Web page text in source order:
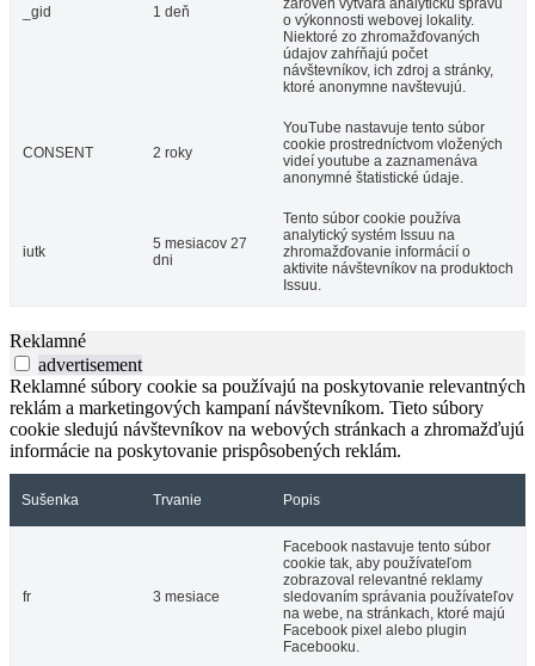
_gid 1 deň
zároveň vytvára analytickú správu
o výkonnosti webovej lokality.
Niektoré zo zhromažďovaných
údajov zahŕňajú počet
návštevníkov, ich zdroj a stránky,
ktoré anonymne navštevujú.
CONSENT 2 roky
YouTube nastavuje tento súbor
cookie prostredníctvom vložených
videí youtube a zaznamenáva
anonymné štatistické údaje.
iutk
5 mesiacov 27
dni
Tento súbor cookie používa
analytický systém Issuu na
zhromažďovanie informácií o
aktivite návštevníkov na produktoch
Issuu.
Reklamné
advertisement
Reklamné súbory cookie sa používajú na poskytovanie relevantných
reklám a marketingových kampaní návštevníkom. Tieto súbory
cookie sledujú návštevníkov na webových stránkach a zhromažďujú
informácie na poskytovanie prispôsobených reklám.
Sušenka Trvanie Popis
fr 3 mesiace
Facebook nastavuje tento súbor
cookie tak, aby používateľom
zobrazoval relevantné reklamy
sledovaním správania používateľov
na webe, na stránkach, ktoré majú
Facebook pixel alebo plugin
Facebooku.